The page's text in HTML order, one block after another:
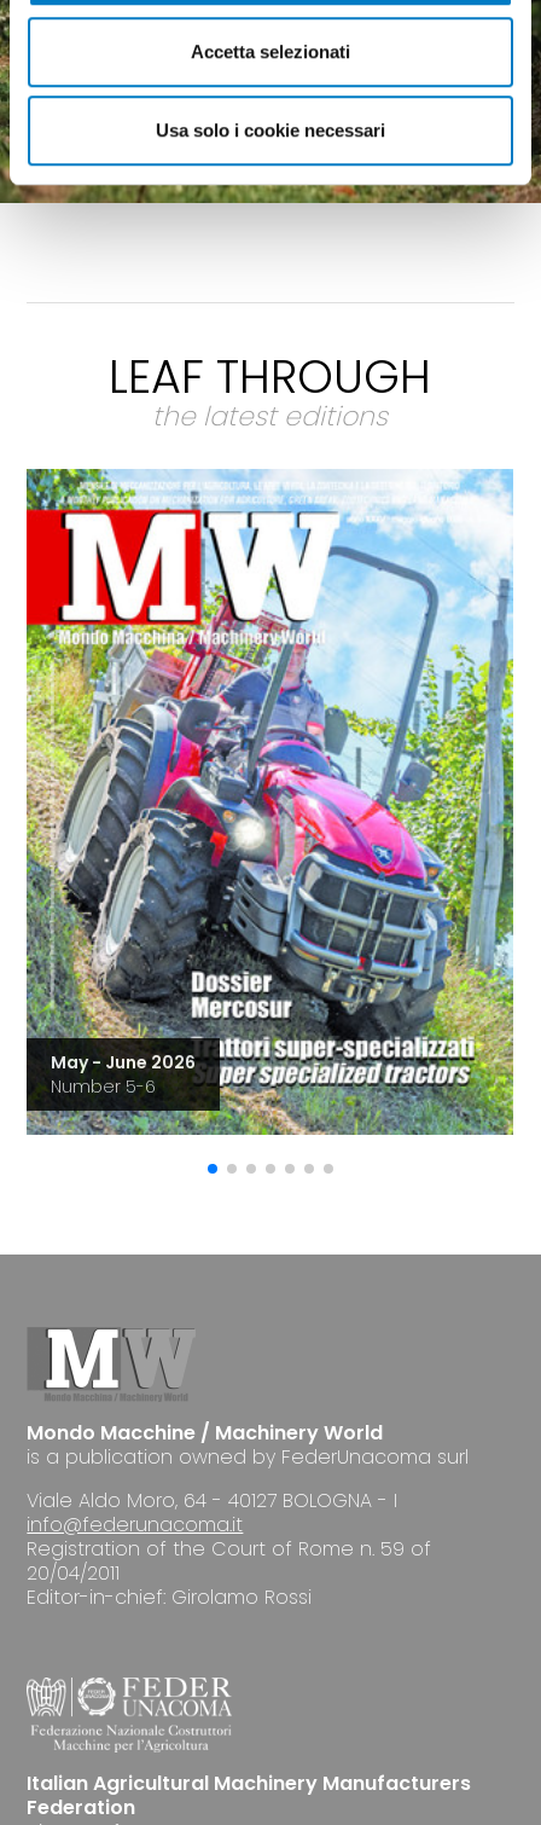
Accetta selezionati
Usa solo i cookie necessari
Agricultural machinery, a
growing market but
economic uncertainty
weighs heavily
LEAF THROUGH
the latest editions
May - June 2026
Number 5-6
Mondo Macchine / Machinery World
is a publication owned by FederUnacoma surl
Viale Aldo Moro, 64 - 40127 BOLOGNA - I
info@federunacoma.it
Registration of the Court of Rome n. 59 of
20/04/2011
Editor-in-chief: Girolamo Rossi
Italian Agricultural Machinery Manufacturers
Federation